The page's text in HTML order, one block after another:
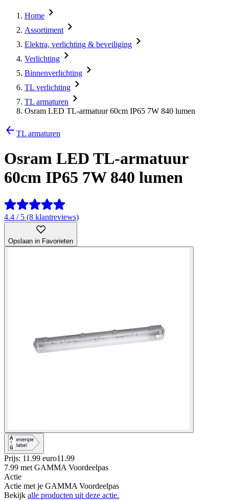
Home
Assortiment
Elektra, verlichting & beveiliging
Verlichting
Binnenverlichting
TL verlichting
TL armaturen
Osram LED TL-armatuur 60cm IP65 7W 840 lumen
TL armaturen
Osram LED TL-armatuur
60cm IP65 7W 840 lumen
4.4 / 5 (8 klantreviews)
Opslaan in Favorieten
Prijs: 11.99 euro11 .99
7.99 met GAMMA Voordeelpas
Actie
Actie met je GAMMA Voordeelpas
Bekijk alle producten uit deze actie.